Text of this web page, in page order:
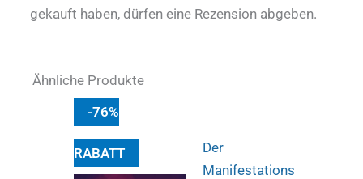
gekauft haben, dürfen eine Rezension abgeben.
Ähnliche Produkte
-76%
RABATT
Der
Manifestations